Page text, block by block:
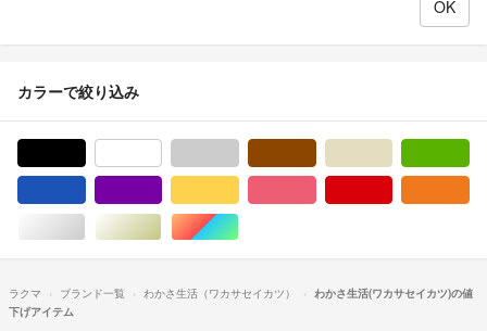
カラーで絞り込み
シルバー/銀色系ゴールド/金色系マルチカラー
ラクマ ブランド一覧 わかさ生活（ワカサセイカツ）
わかさ生活(ワカサセイカツ)の値
下げアイテム